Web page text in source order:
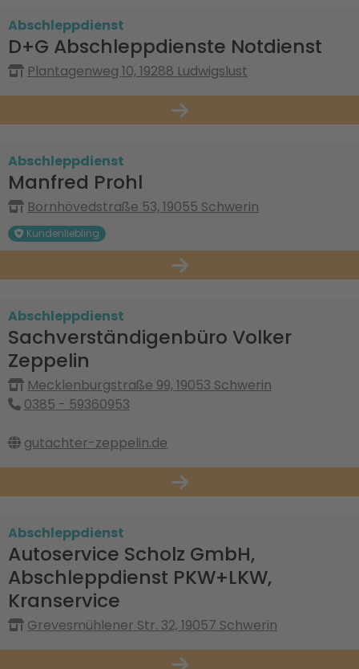
Abschleppdienst
D+G Abschleppdienste Notdienst
Plantagenweg 10, 19288 Ludwigslust
Abschleppdienst
Manfred Prohl
Bornhövedstraße 53, 19055 Schwerin
Kundenliebling
Abschleppdienst
Sachverständigenbüro Volker
Zeppelin
Mecklenburgstraße 99, 19053 Schwerin
0385 - 59360953
gutachter-zeppelin.de
Abschleppdienst
Autoservice Scholz GmbH,
Abschleppdienst PKW+LKW,
Kranservice
Grevesmühlener Str. 32, 19057 Schwerin